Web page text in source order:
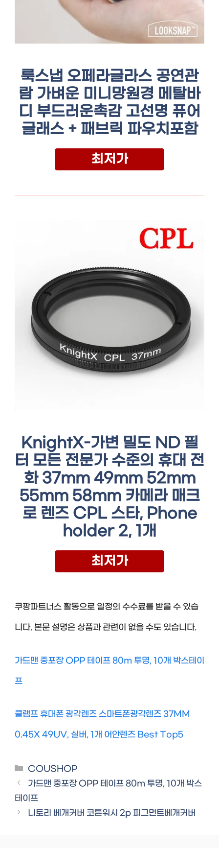
룩스냅 오페라글라스 공연관
람 가벼운 미니망원경 메탈바
디 부드러운촉감 고선명 퓨어
글래스 + 패브릭 파우치포함
최저가
KnightX-가변 밀도 ND 필
터 모든 전문가 수준의 휴대 전
화 37mm 49mm 52mm
55mm 58mm 카메라 매크
로 렌즈 CPL 스타, Phone
holder 2, 1개
최저가
쿠팡파트너스 활동으로 일정의 수수료를 받을 수 있습
니다. 본문 설명은 상품과 관련이 없을 수도 있습니다.
가드맨 중포장 OPP 테이프 80m 투명, 10개 박스테이
프
클램프 휴대폰 광각렌즈 스마트폰광각렌즈 37MM
0.45X 49UV, 실버, 1개 어안렌즈 Best Top5
Categories
COUSHOP
가드맨 중포장 OPP 테이프 80m 투명, 10개 박스
테이프
니토리 베개커버 코튼워시 2p 피그먼트베개커버